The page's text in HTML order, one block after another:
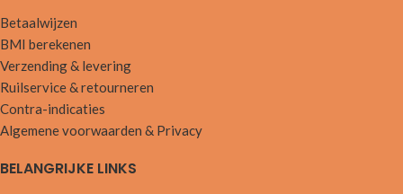
Betaalwijzen
BMI berekenen
Verzending & levering
Ruilservice & retourneren
Contra-indicaties
Algemene voorwaarden & Privacy
BELANGRIJKE LINKS